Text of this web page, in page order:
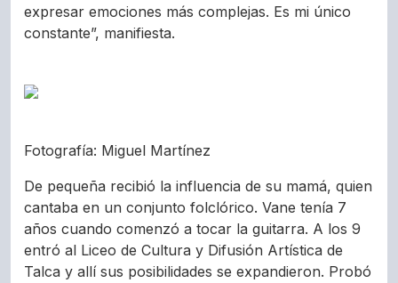
expresar emociones más complejas. Es mi único
constante”, manifiesta.
Fotografía: Miguel Martínez
De pequeña recibió la influencia de su mamá, quien
cantaba en un conjunto folclórico. Vane tenía 7
años cuando comenzó a tocar la guitarra. A los 9
entró al Liceo de Cultura y Difusión Artística de
Talca y allí sus posibilidades se expandieron. Probó